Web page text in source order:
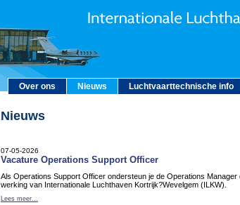
Over ons Nieuws Luchtvaarttechnische info
Nieuws
07-05-2026
Vacature Operations Support Officer
Als Operations Support Officer ondersteun je de Operations
werking van Internationale Luchthaven Kortrijk?Wevelgem (ILKW).
Lees meer...